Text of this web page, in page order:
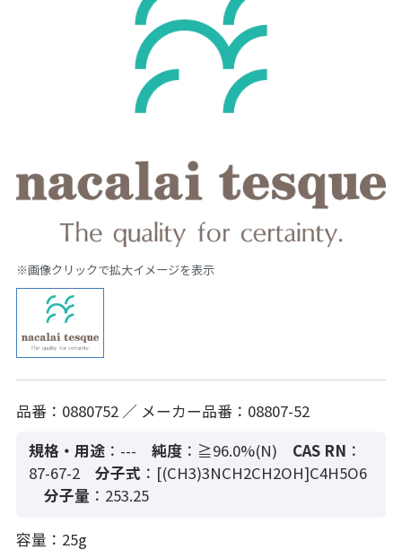
※画像クリックで拡大イメージを表示
品番：0880752 ／ メーカー品番：08807-52
規格・用途 ：--- 純度：≧96.0%(N) CAS RN ：
87-67-2
分子式 ：[(CH3)3NCH2CH2OH]C4H5O6
分子量 ：253.25
容量：25g